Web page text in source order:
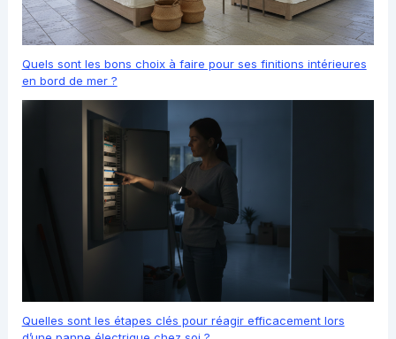
Quels sont les bons choix à faire pour ses finitions intérieures
en bord de mer ?
Quelles sont les étapes clés pour réagir efficacement lors